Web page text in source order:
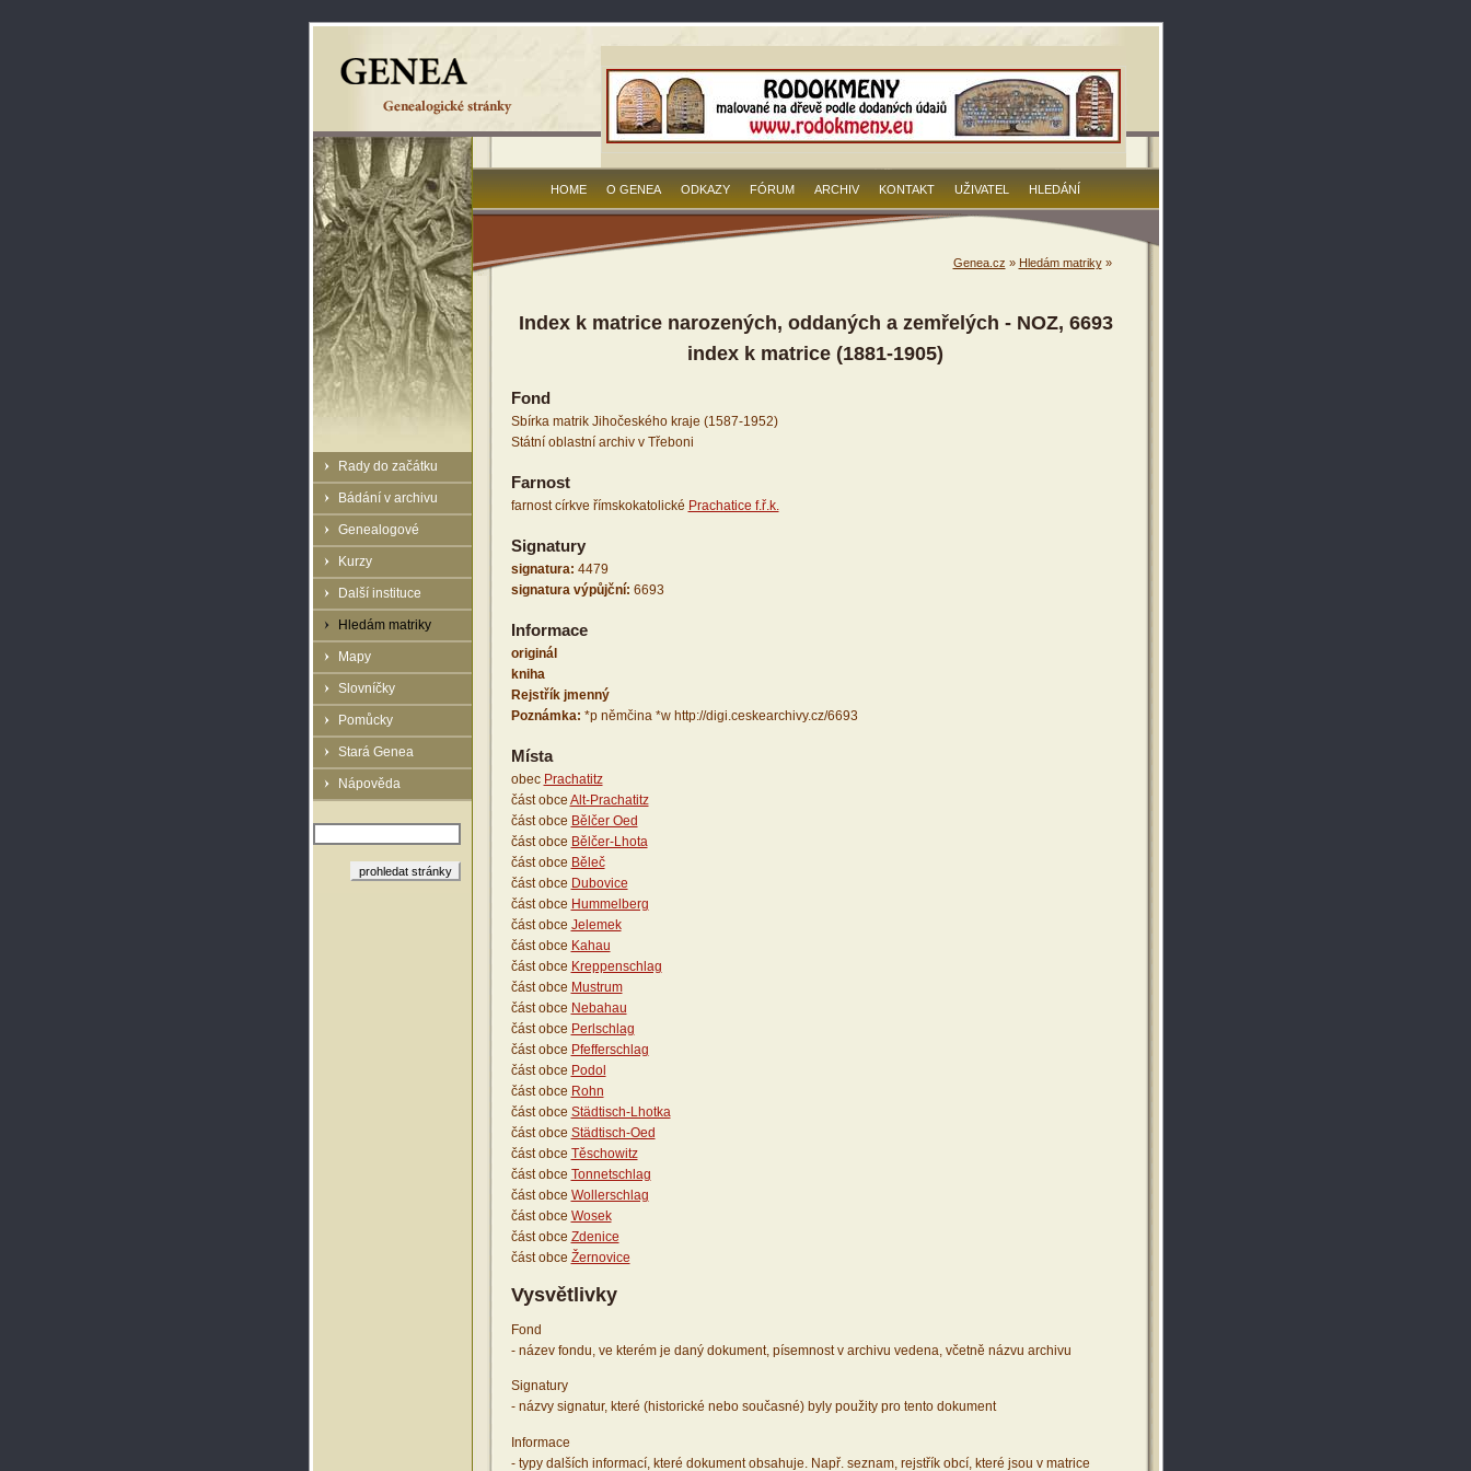
Rady do začátku
Bádání v archivu
Genealogové
Kurzy
Další instituce
Hledám matriky
Mapy
Slovníčky
Pomůcky
Stará Genea
Nápověda
HOME O GENEA ODKAZY FÓRUM ARCHIV KONTAKT UŽIVATEL HLEDÁNÍ
Genea.cz » Hledám matriky»
Index k matrice narozených, oddaných a zemřelých - NOZ, 6693
index k matrice (1881-1905)
Fond
Sbírka matrik Jihočeského kraje (1587-1952)
Státní oblastní archiv v Třeboni
Farnost
farnost církve římskokatolické Prachatice f.ř.k.
Signatury
signatura: 4479
signatura výpůjční: 6693
Informace
originál
kniha
Rejstřík jmenný
Poznámka: *p němčina *w http://digi.ceskearchivy.cz/6693
Místa
obec Prachatitz
část obce Alt-Prachatitz
část obce Bělčer Oed
část obce Bělčer-Lhota
část obce Běleč
část obce Dubovice
část obce Hummelberg
část obce Jelemek
část obce Kahau
část obce Kreppenschlag
část obce Mustrum
část obce Nebahau
část obce Perlschlag
část obce Pfefferschlag
část obce Podol
část obce Rohn
část obce Städtisch-Lhotka
část obce Städtisch-Oed
část obce Těschowitz
část obce Tonnetschlag
část obce Wollerschlag
část obce Wosek
část obce Zdenice
část obce Žernovice
Vysvětlivky
Fond
- název fondu, ve kterém je daný dokument, písemnost v archivu vedena, včetně názvu archivu
Signatury
- názvy signatur, které (historické nebo současné) byly použity pro tento dokument
Informace
- typy dalších informací, které dokument obsahuje. Např. seznam, rejstřík obcí, které jsou v matrice